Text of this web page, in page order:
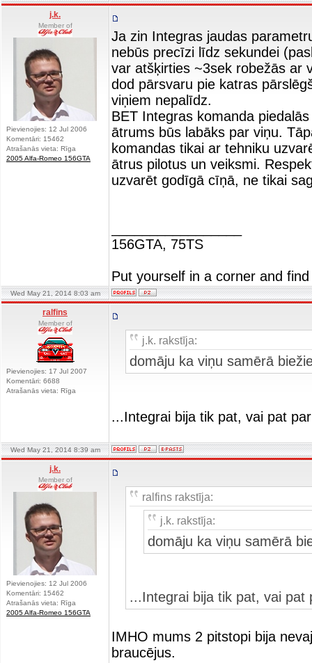
j.k.
Member of
Pievienojies: 12 Jul 2006
Komentāri: 15462
Atrašanās vieta: Rīga
2005 Alfa-Romeo 156GTA
Ja zin Integras jaudas
nebūs precīzi līdz sekundei
var atšķirties ~3sek robežās ar
dod pārsvaru pie katras
viņiem nepalīdz.
BET Integras komanda
ātrums būs labāks par viņu.
komandas tikai ar tehniku
ātrus pilotus un veiksmi.
uzvarēt godīgā cīņā, ne tikai
156GTA, 75TS
Put yourself in a corner and
Wed May 21, 2014 8:03 am
ralfins
Member of
Pievienojies: 17 Jul 2007
Komentāri: 6688
Atrašanās vieta: Rīga
j.k. rakstīja:
domāju ka viņu samērā
...Integrai bija tik pat, vai pat
Wed May 21, 2014 8:39 am
j.k.
Member of
Pievienojies: 12 Jul 2006
Komentāri: 15462
Atrašanās vieta: Rīga
2005 Alfa-Romeo 156GTA
ralfins rakstīja:
j.k. rakstīja:
domāju ka viņu samērā
...Integrai bija tik pat, vai
IMHO mums 2 pitstopi bija
braucējus.